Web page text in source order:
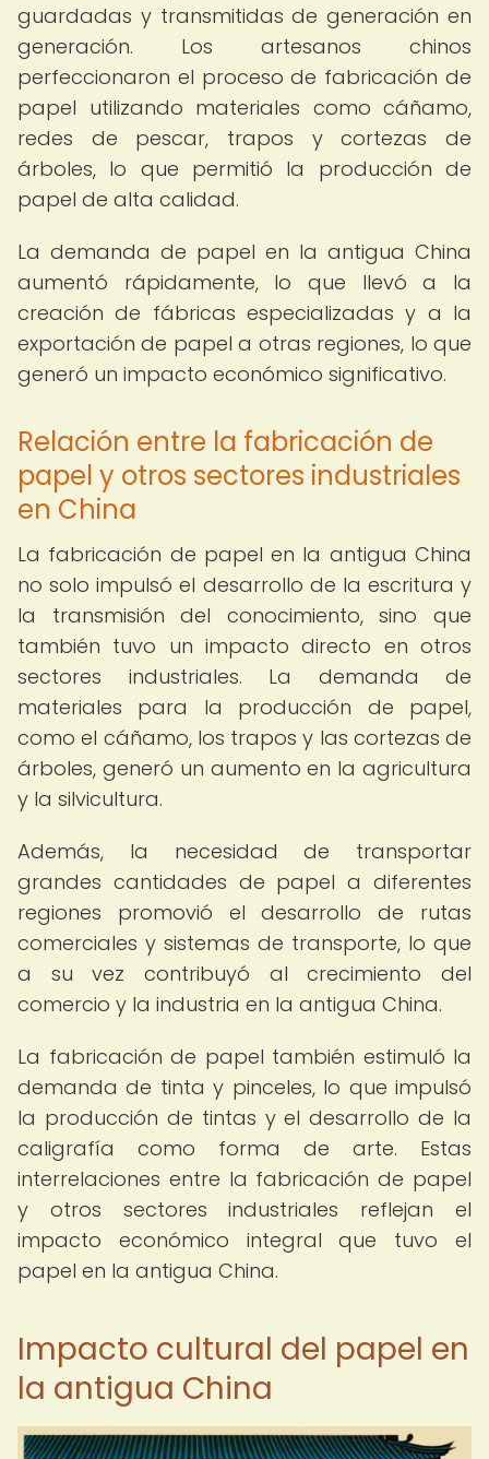
guardadas y transmitidas de generación en
generación. Los artesanos chinos
perfeccionaron el proceso de fabricación de
papel utilizando materiales como cáñamo,
redes de pescar, trapos y cortezas de
árboles, lo que permitió la producción de
papel de alta calidad.
La demanda de papel en la antigua China
aumentó rápidamente, lo que llevó a la
creación de fábricas especializadas y a la
exportación de papel a otras regiones, lo que
generó un impacto económico significativo.
Relación entre la fabricación de
papel y otros sectores industriales
en China
La fabricación de papel en la antigua China
no solo impulsó el desarrollo de la escritura y
la transmisión del conocimiento, sino que
también tuvo un impacto directo en otros
sectores industriales. La demanda de
materiales para la producción de papel,
como el cáñamo, los trapos y las cortezas de
árboles, generó un aumento en la agricultura
y la silvicultura.
Además, la necesidad de transportar
grandes cantidades de papel a diferentes
regiones promovió el desarrollo de rutas
comerciales y sistemas de transporte, lo que
a su vez contribuyó al crecimiento del
comercio y la industria en la antigua China.
La fabricación de papel también estimuló la
demanda de tinta y pinceles, lo que impulsó
la producción de tintas y el desarrollo de la
caligrafía como forma de arte. Estas
interrelaciones entre la fabricación de papel
y otros sectores industriales reflejan el
impacto económico integral que tuvo el
papel en la antigua China.
Impacto cultural del papel en
la antigua China